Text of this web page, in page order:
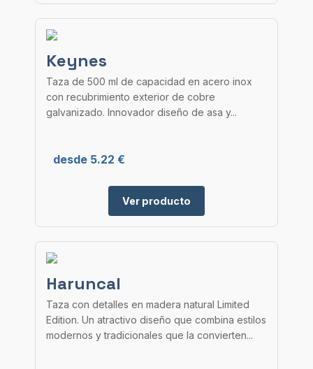
Keynes
Taza de 500 ml de capacidad en acero inox
con recubrimiento exterior de cobre
galvanizado. Innovador diseño de asa y...
desde 5.22 €
Ver producto
Haruncal
Taza con detalles en madera natural Limited
Edition. Un atractivo diseño que combina estilos
modernos y tradicionales que la convierten...